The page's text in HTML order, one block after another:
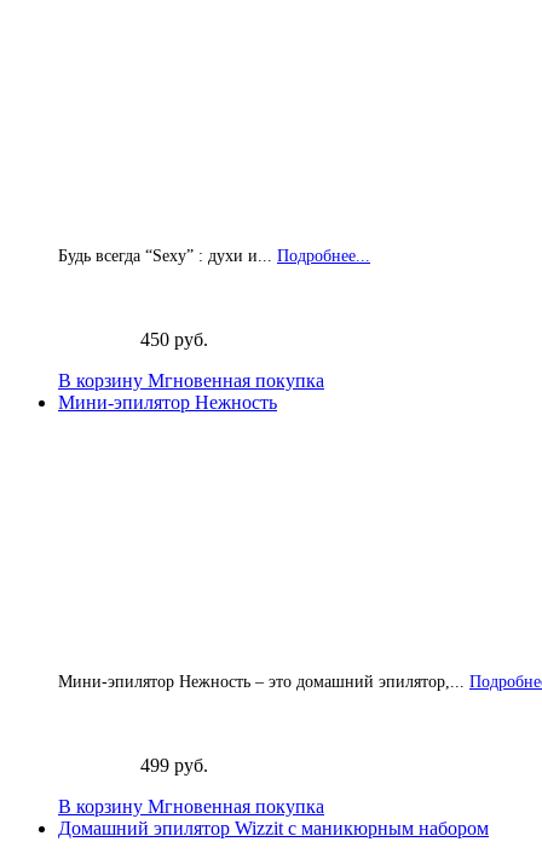
Будь всегда “Sexy” : духи и... Подробнее...
450 руб.
В корзину Мгновенная покупка
Мини-эпилятор Нежность
Мини-эпилятор Нежность – это домашний эпилятор,...
499 руб.
В корзину Мгновенная покупка
Домашний эпилятор Wizzit с маникюрным набором